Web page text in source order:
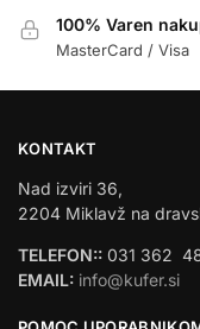
100% Varen
MasterCard / Visa
KONTAKT
Nad izviri 36,
2204 Miklavž na
TELEFON:: 031 362
EMAIL: info@kufer.si